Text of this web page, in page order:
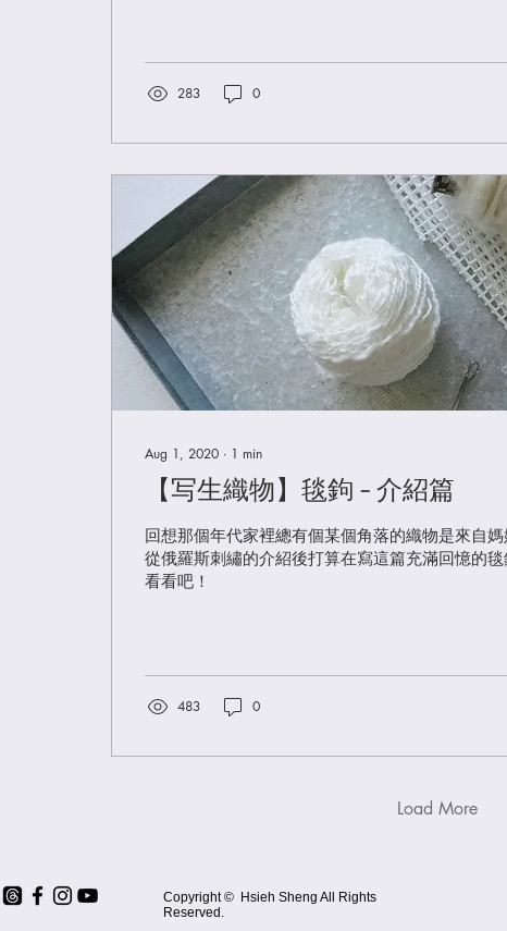
283 0
Aug 1, 2020 ∙ 1 min
【写生織物】毯鉤 - 介紹篇
回想那個年代家裡總有個某個角落的織物是來自媽
從俄羅斯刺繡的介紹後打算在寫這篇充滿回憶的
看看吧！
483 0
Load More
Copyright © Hsieh Sheng All Rights
Reserved.